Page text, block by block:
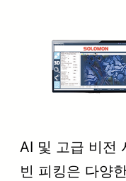
AI 및 고급 비전
빈 피킹은 다양